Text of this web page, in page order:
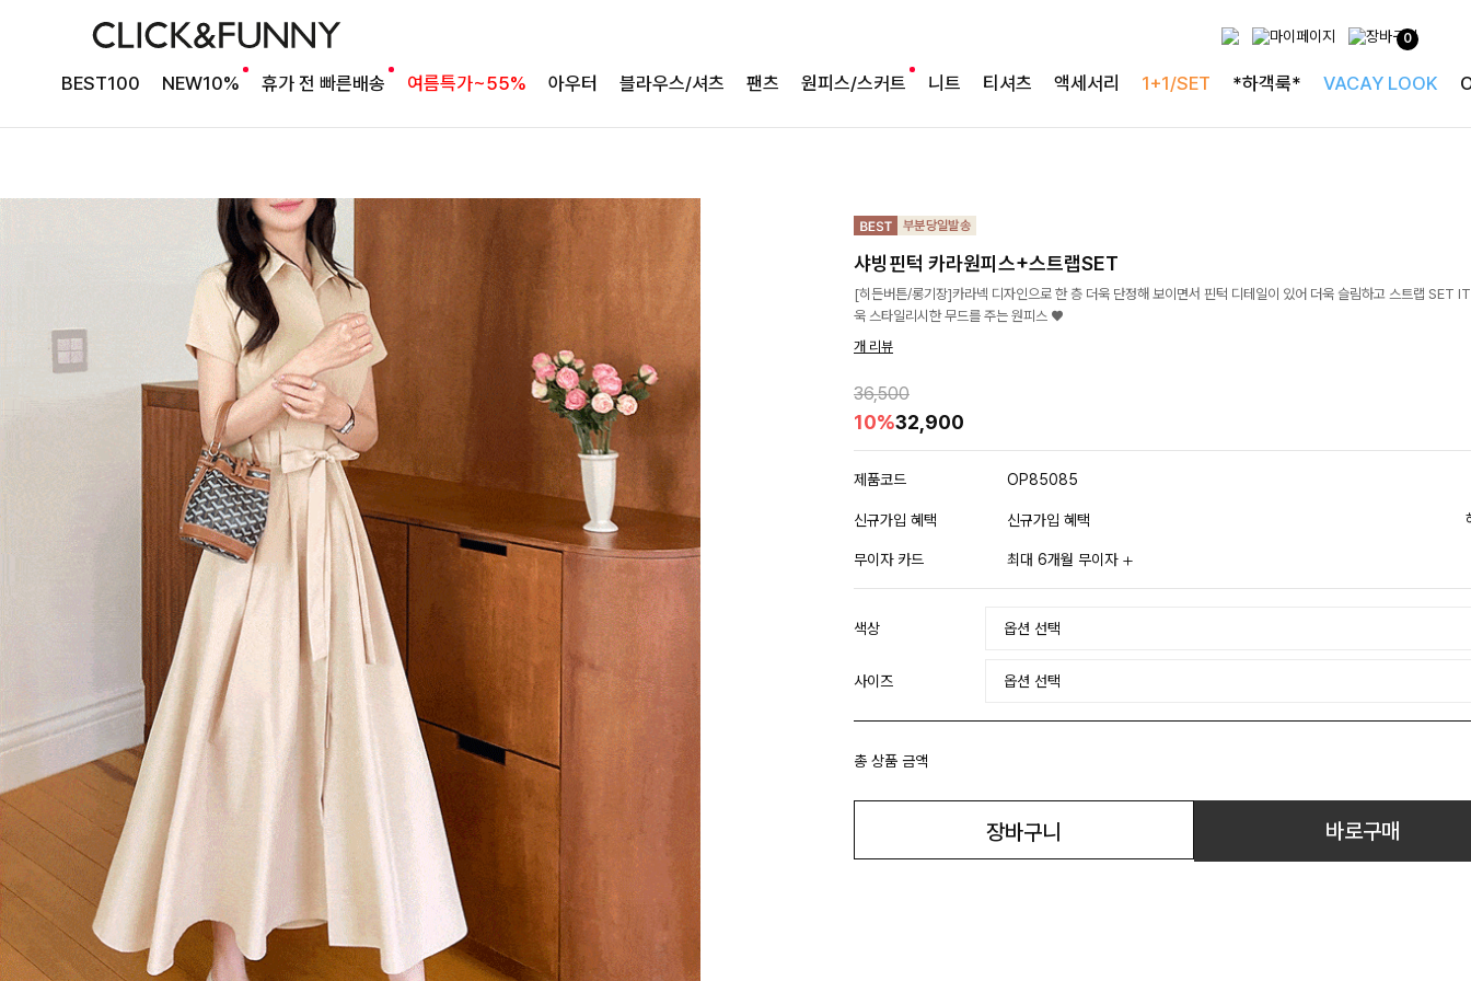
0
BEST100 NEW10% 휴가 전 빠른배송 여름특가~55% 아우터 블라우스/셔츠 팬츠 원피스/스커트 니트 티셔츠 액세서리 1+1/SET *하객룩* VACAY LOOK
샤빙핀턱 카라원피스+스트랩SET
[히든버튼/롱기장]카라넥 디자인으로 한 층 더욱 단정해 보이면서 핀턱 디테일이 있어 더욱 슬림하고 스트랩 SET
욱 스타일리시한 무드를 주는 원피스 ♥
개 리뷰
36,500
10%32,900
제품코드 OP85085
신규가입 혜택 신규가입 혜택
무이자 카드 최대 6개월 무이자
색상
사이즈
총 상품 금액
장바구니 바로구매